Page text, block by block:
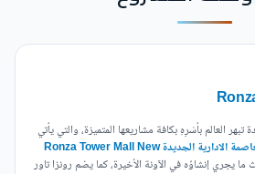
تبهر العالم بأسْرِهِ بكافة مشاريعها المتميزة، والتي يأتي
مول رونزا تاور العاصمة الادارية الجديدة Ronza Tower Mall New
ما يجري إنشاؤه في الآونة الأخيرة، كما يضم رونزا تاور